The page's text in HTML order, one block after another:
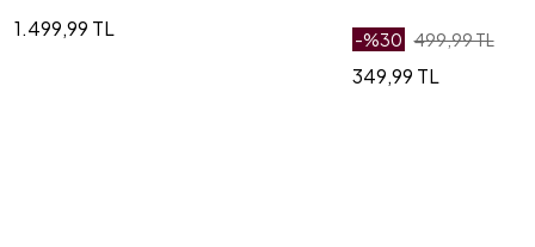
1.499,99 TL -%30 499,99 TL
349,99 TL